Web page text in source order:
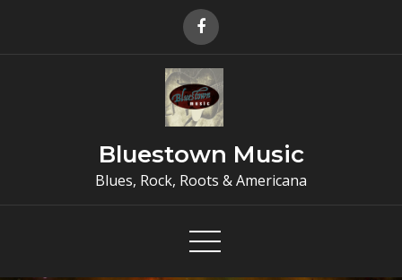
Bluestown Music
Blues, Rock, Roots & Americana